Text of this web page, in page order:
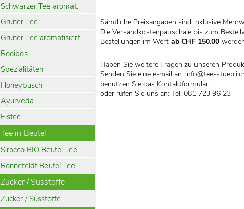
Schwarzer Tee aromat.
Grüner Tee
Grüner Tee aromatisiert
Rooibos
Spezialitäten
Honeybusch
Ayurveda
Eistee
Tee in Beutel
Sirocco BIO Beutel Tee
Ronnefeldt Beutel Tee
Zucker / Süsstoffe
Zucker / Süsstoffe
Sämtliche Preisangaben sind inklusive
Die Versandkostenpauschale bis zum
Bestellungen im Wert ab CHF 150.00
Haben Sie weitere Fragen zu unseren
Senden Sie eine e-mail an: info@tee-
benutzen Sie das Kontaktformular,
oder rufen Sie uns an: Tel. 081 723 96 23